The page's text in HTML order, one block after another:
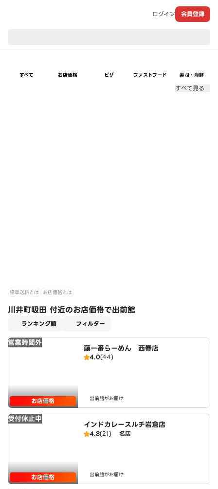
ログイン 会員登録
すべて お店価格 ピザ ファストフード 寿司・海鮮
すべて見る
標準送料とは お店価格とは
川井町吸田 付近のお店価格で出前館
ランキング順 フィルター
営業時間外
お店価格
藤一番らーめん 西春店
4.0(44)
出前館がお届け
受付休止中
お店価格
インドカレースルチ岩倉店
4.8(21) 名店
出前館がお届け